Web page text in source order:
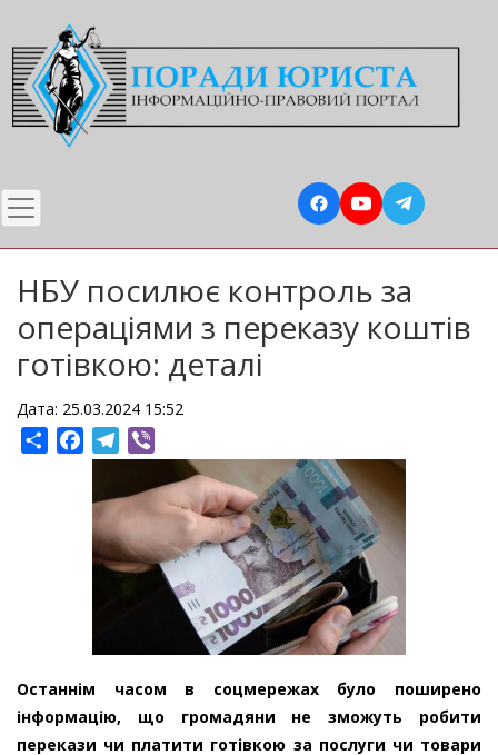
до
основного
вмісту
НБУ посилює контроль за
операціями з переказу коштів
готівкою: деталі
Дата: 25.03.2024 15:52
ShareFacebookTelegram
Останнім часом в соцмережах було поширено
інформацію, що громадяни не зможуть робити
перекази чи платити готівкою за послуги чи товари